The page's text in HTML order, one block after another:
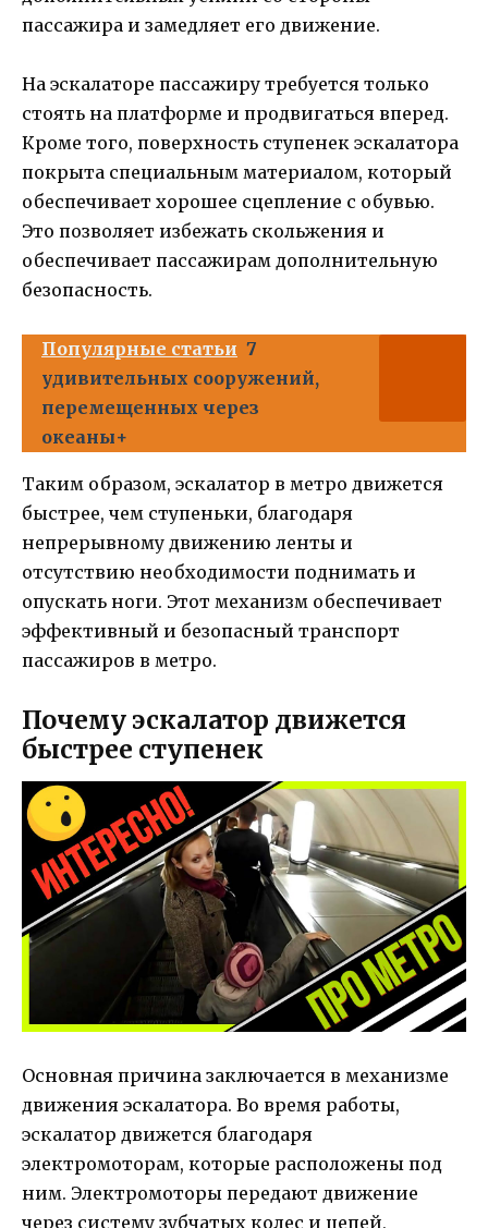
пассажира и замедляет его движение.
На эскалаторе пассажиру требуется только
стоять на платформе и продвигаться вперед.
Кроме того, поверхность ступенек эскалатора
покрыта специальным материалом, который
обеспечивает хорошее сцепление с обувью.
Это позволяет избежать скольжения и
обеспечивает пассажирам дополнительную
безопасность.
Популярные статьи 7
удивительных сооружений,
перемещенных через
океаны+
Таким образом, эскалатор в метро движется
быстрее, чем ступеньки, благодаря
непрерывному движению ленты и
отсутствию необходимости поднимать и
опускать ноги. Этот механизм обеспечивает
эффективный и безопасный транспорт
пассажиров в метро.
Почему эскалатор движется
быстрее ступенек
Основная причина заключается в механизме
движения эскалатора. Во время работы,
эскалатор движется благодаря
электромоторам, которые расположены под
ним. Электромоторы передают движение
через систему зубчатых колес и цепей,